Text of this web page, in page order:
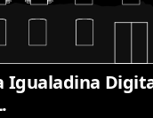
Igualadina